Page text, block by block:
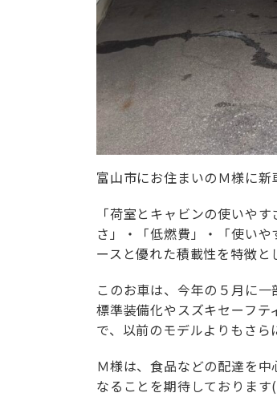
富山市にお住まいのＭ様に新
「荷室とキャビンの使いや
さ」・「低燃費」・「使い
ースと優れた積載性を特徴
このお車は、今年の５月に
標準装備化やスズキセーフ
で、以前のモデルよりもさら
Ｍ様は、食品などの配達を
なることを期待しておりま